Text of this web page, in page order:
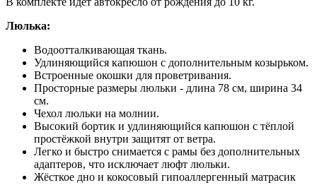
Люлька:
Водоотталкивающая ткань.
Удлиняющийся капюшон с дополнительным козырьком.
Встроенные окошки для проветривания.
Просторные размеры люльки - длина 78 см, ширина 34
см.
Чехол люльки на молнии.
Высокий бортик и удлиняющийся капюшон с тёплой
простёжкой внутри защитят от ветра.
Легко и быстро снимается с рамы без дополнительных
адаптеров, что исключает люфт люльки.
Жёсткое дно и кокосовый гипоаллергенный матрасик